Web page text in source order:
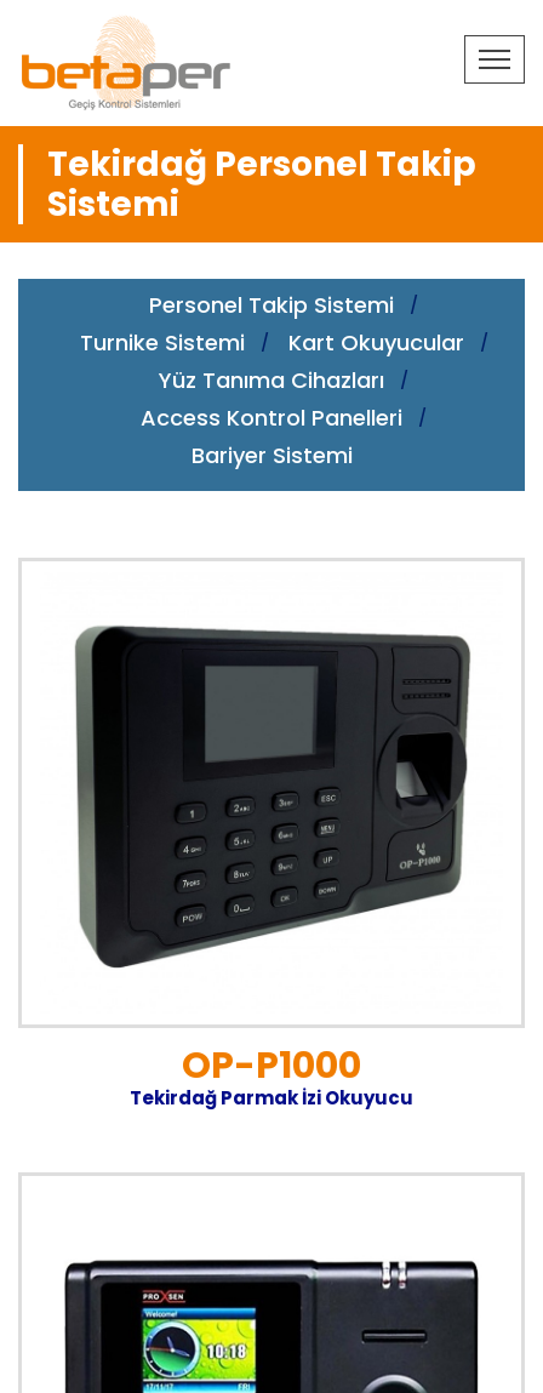
Tekirdağ Personel Takip
Sistemi
Personel Takip Sistemi
Turnike Sistemi
Kart Okuyucular
Yüz Tanıma Cihazları
Access Kontrol Panelleri
Bariyer Sistemi
OP-P1000
Tekirdağ Parmak İzi Okuyucu